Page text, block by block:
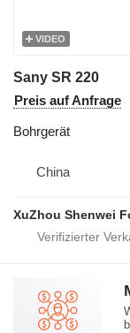
VIDEO
Sany SR 220
Preis auf Anfrage
Bohrgerät
China